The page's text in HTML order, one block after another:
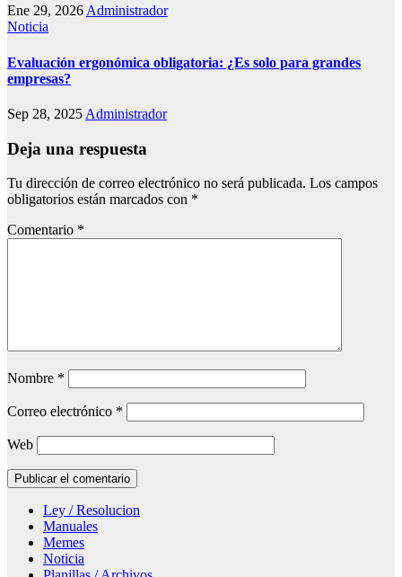
Ene 29, 2026Administrador
Noticia
Evaluación ergonómica obligatoria: ¿Es solo para grandes
empresas?
Sep 28, 2025 Administrador
Deja una respuesta
Tu dirección de correo electrónico no será publicada. Los campos
obligatorios están marcados con *
Comentario *
Nombre *
Correo electrónico *
Web
Ley / Resolucion
Manuales
Memes
Noticia